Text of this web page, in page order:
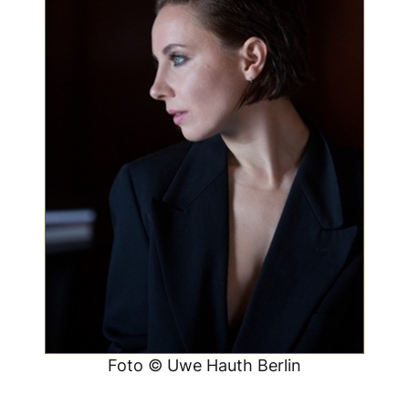
Foto © Uwe Hauth Berlin